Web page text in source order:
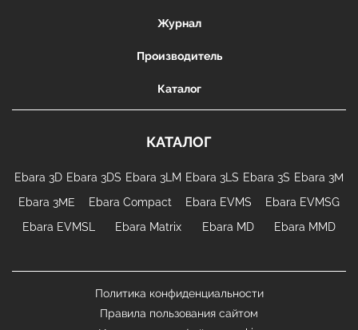
Журнал
Производитель
Каталог
КАТАЛОГ
Ebara 3D Ebara 3DS Ebara 3LM Ebara 3LS Ebara 3S Ebara 3М
Ebara 3МЕ
Ebara Compact Ebara EVMS
Ebara EVMSG
Ebara EVMSL
Ebara Matrix Ebara MD Ebara MMD
Политика конфиденциальности
Правила пользования сайтом